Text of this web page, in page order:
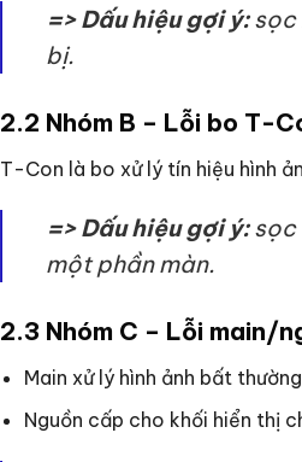
=> Dấu hiệu gợi ý:sọc
bị.
2.2 Nhóm B – Lỗi bo T-
T-Con là bo xử lý tín hiệu hình
=> Dấu hiệu gợi ý:sọc
một phần màn.
2.3 Nhóm C – Lỗi main/
Main xử lý hình ảnh bất thường
Nguồn cấp cho khối hiển thị